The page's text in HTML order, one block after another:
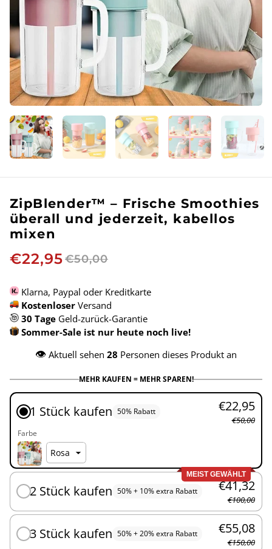
ZipBlender™ – Frische Smoothies
überall und jederzeit, kabellos
mixen
€22,95€50,00
Klarna, Paypal oder Kreditkarte
Kostenloser Versand
30 Tage Geld-zurück-Garantie
Sommer-Sale ist nur heute noch live!
👁️ Aktuell sehen 28 Personen dieses Produkt an
MEHR KAUFEN = MEHR SPAREN!
1 Stück kaufen 50% Rabatt €22,95
€50,00
Farbe
MEIST GEWÄHLT
2 Stück kaufen 50% + 10% extra Rabatt €41,32
€100,00
3 Stück kaufen 50% + 20% extra Rabatt €55,08
€150,00